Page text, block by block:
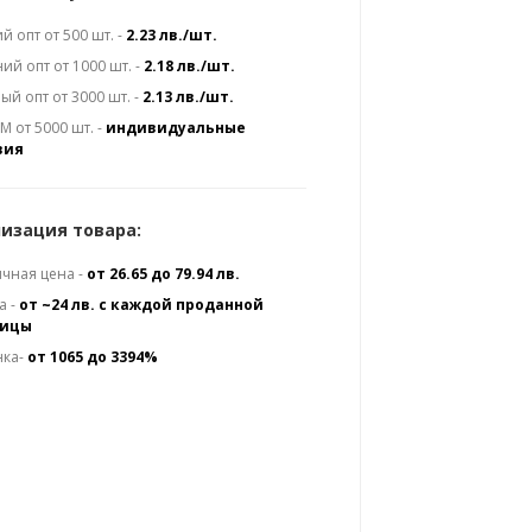
опт от 500 шт. - 2.23 лв./шт.
опт от 1000 шт. - 2.18 лв./шт.
опт от 3000 шт. - 2.13 лв./шт.
от 5000 шт. - индивидуальные
товара:
цена - от 26.65 до 79.94 лв.
- от ~24 лв. с каждой проданной
от 1065 до 3394%